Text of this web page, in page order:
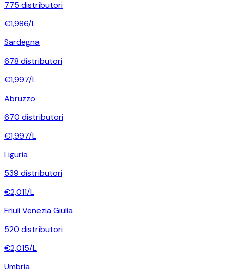
775 distributori
€1,986/L
Sardegna
678 distributori
€1,997/L
Abruzzo
670 distributori
€1,997/L
Liguria
539 distributori
€2,011/L
Friuli Venezia Giulia
520 distributori
€2,015/L
Umbria